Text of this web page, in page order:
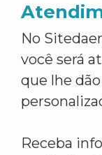
No
você será
que lhe
Receba